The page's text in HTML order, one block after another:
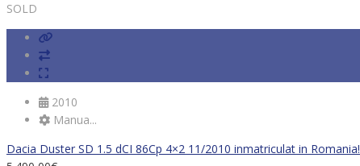
SOLD
2010
Manua...
Dacia Duster SD 1.5 dCI 86Cp 4×2 11/2010 inmatriculat in Romania!